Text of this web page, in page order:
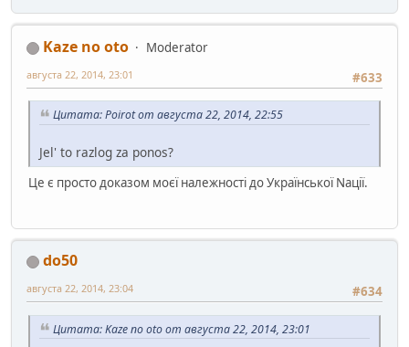
Kaze no oto
Moderator
#633
августа 22, 2014, 23:01
Цитата: Poirot от августа 22, 2014, 22:55
Jel' to razlog za ponos?
Це є просто доказом моєї належності до Української Nації.
do50
#634
августа 22, 2014, 23:04
Цитата: Kaze no oto от августа 22, 2014, 23:01